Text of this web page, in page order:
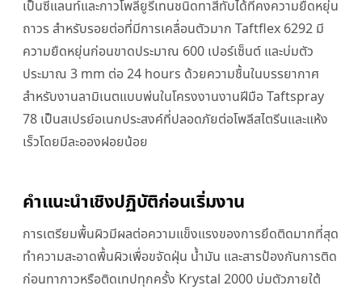
เป็นซีแลนท์และกาวโพลียูรีเทนชนิดทาสีทับได้ที่คงความยืดหยุ่น
ถาวร สำหรับรอยต่อที่มีการเคลื่อนตัวมาก Taftflex 6292 มี
ความยืดหยุ่นก่อนขาดประมาณ 600 เปอร์เซ็นต์ และบ่มตัว
ประมาณ 3 mm ต่อ 24 hours ด้วยความชื้นในบรรยากาศ
สำหรับงานลามิเนตแบบพ่นในโครงงานงานฝีมือ Taftspray
78 เป็นสเปรย์อเนกประสงค์ที่ปลอดภัยต่อโพลีสไตรีนและแห้ง
เร็วโดยมีละอองฝอยน้อย
คำแนะนำเชิงปฏิบัติก่อนเริ่มงาน
การเตรียมพื้นผิวมีผลต่อความแข็งแรงของการยึดติดมากที่สุด
ทำความสะอาดพื้นผิวเพื่อขจัดฝุ่น น้ำมัน และสารป้องกันการติด
ก่อนทากาวหรือติดเทปทุกครั้ง Krystal 2000 บ่มตัวภายใต้